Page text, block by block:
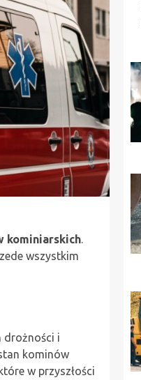
kominiarskich.
wszystkim
drożności i
kominów
w przyszłości